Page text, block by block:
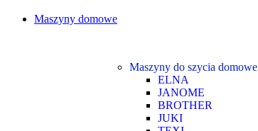
Maszyny domowe
Maszyny do szycia domowe
ELNA
JANOME
BROTHER
JUKI